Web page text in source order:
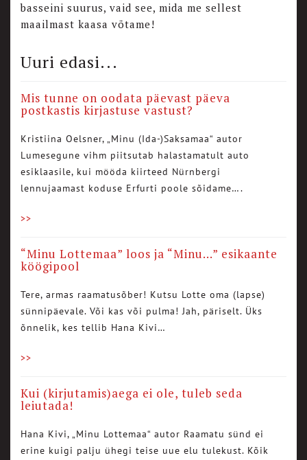
basseini suurus, vaid see, mida me sellest
maailmast kaasa võtame!
Uuri edasi...
Mis tunne on oodata päevast päeva
postkastis kirjastuse vastust?
Kristiina Oelsner, „Minu (Ida-)Saksamaa“ autor
Lumesegune vihm piitsutab halastamatult auto
esiklaasile, kui mööda kiirteed Nürnbergi
lennujaamast koduse Erfurti poole sõidame….
>>
“Minu Lottemaa” loos ja “Minu…” esikaante
köögipool
Tere, armas raamatusõber! Kutsu Lotte oma (lapse)
sünnipäevale. Või kas või pulma! Jah, päriselt. Üks
õnnelik, kes tellib Hana Kivi…
>>
Kui (kirjutamis)aega ei ole, tuleb seda
leiutada!
Hana Kivi, „Minu Lottemaa“ autor Raamatu sünd ei
erine kuigi palju ühegi teise uue elu tulekust. Kõik